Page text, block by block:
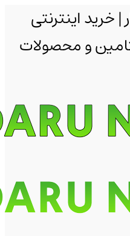
| خرید اینترنتی
و محصولات